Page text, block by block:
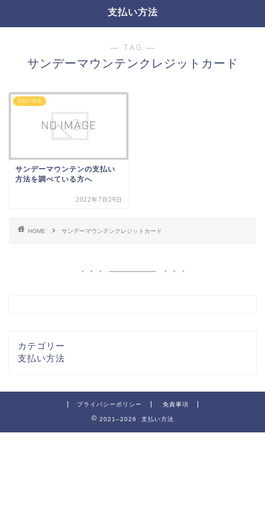
支払い方法
― TAG ―
サンデーマウンテンクレジットカード
支払い方法
サンデーマウンテンの支払い
方法を調べている方へ
2022年7月29日
HOME サンデーマウンテンクレジットカード
カテゴリー
支払い方法
プライバシーポリシー 免責事項
2021–2026 支払い方法